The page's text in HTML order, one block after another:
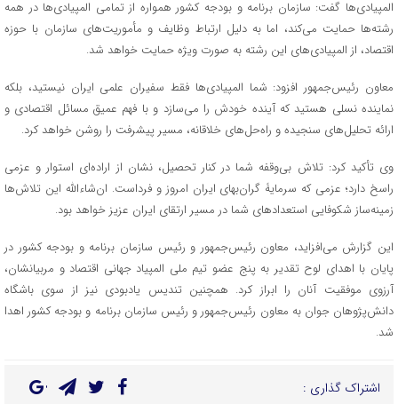
المپیادی‌ها گفت: سازمان برنامه و بودجه کشور همواره از تمامی المپیادی‌ها در همه
رشته‌ها حمایت می‌کند، اما به دلیل ارتباط وظایف و مأموریت‌های سازمان با حوزه
اقتصاد، از المپیادی‌های این رشته به صورت ویژه حمایت خواهد شد.
معاون رئیس‌جمهور افزود: شما المپیادی‌ها فقط سفیران علمی ایران نیستید، بلکه
نماینده نسلی هستید که آینده خودش را می‌سازد و با فهم عمیق مسائل اقتصادی و
ارائه تحلیل‌های سنجیده و راه‌حل‌های خلاقانه، مسیر پیشرفت را روشن خواهد کرد.
وی تأکید کرد: تلاش بی‌وقفه شما در کنار تحصیل، نشان از اراده‌ای استوار و عزمی
راسخ دارد؛ عزمی که سرمایۀ گران‌بهای ایران امروز و فرداست. ان‌شاءالله این تلاش‌ها
زمینه‌ساز شکوفایی استعدادهای شما در مسیر ارتقای ایران عزیز خواهد بود.
این گزارش می‌افزاید، معاون رئیس‌جمهور و رئیس سازمان برنامه و بودجه کشور در
پایان با اهدای لوح تقدیر به پنج عضو تیم ملی المپیاد جهانی اقتصاد و مربیانشان،
آرزوی موفقیت آنان را ابراز کرد. همچنین تندیس یادبودی نیز از سوی باشگاه
دانش‌پژوهان جوان به معاون رئیس‌جمهور و رئیس سازمان برنامه و بودجه کشور اهدا
شد.
اشتراک گذاری :